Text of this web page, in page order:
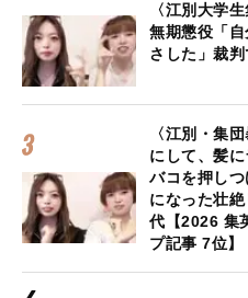
〈江別大学
無期懲役「
さした」裁
〈江別・集
にして、髪
バコを押し
になった壮
代【2026 集
プ記事 7位】